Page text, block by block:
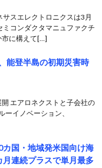
スエレクトロニクスは3月
コンダクタマニュファクチ
市に構えて[…]
能登半島の初期災害時
エアロネクストと子会社の
ーイノベーション、
カ国・地域発米国向け海
月連続プラスで単月最多